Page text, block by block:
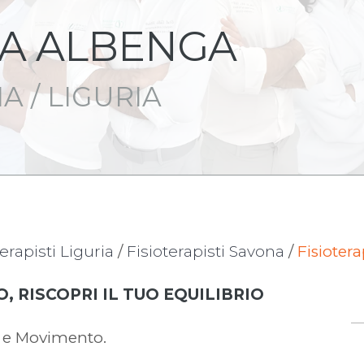
ALBENGA
/ LIGURIA
Liguria / Fisioterapisti Savona /
RISCOPRI IL TUO EQUILIBRIO
Movimento.